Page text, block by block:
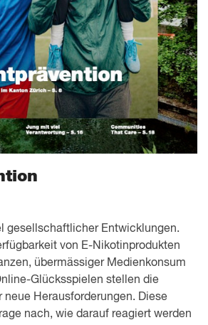
gesellschaftlicher Entwicklungen.
von E-Nikotinprodukten
übermässiger Medienkonsum
Glücksspielen stellen die
neue Herausforderungen. Diese
nach, wie darauf reagiert werden